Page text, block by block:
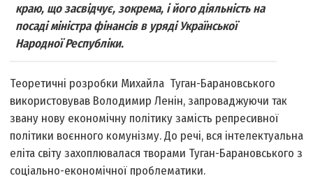
краю, що засвідчує, зокрема, і його діяльність на
посаді міністра фінансів в уряді Української
Народної Республіки.
Теоретичні розробки Михайла Туган-Барановського
використовував Володимир Ленін, запроваджуючи так
звану нову економічну політику замість репресивної
політики воєнного комунізму. До речі, вся інтелектуальна
еліта світу захоплювалася творами Туган-Барановського з
соціально-економічної проблематики.